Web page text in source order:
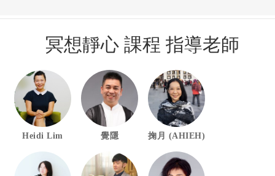
冥想靜心 課程 指導老師
Heidi Lim 覺隱 掬月 (AHIEH)